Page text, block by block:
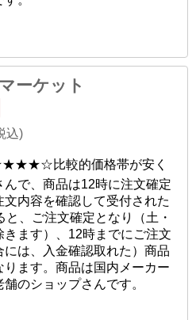
ーケット
込)
比較的価格帯が安く
で、商品は12時に注文確定
内容を確認して受付された
、ご注文確定となり（土・
きます）、12時までにご注文
は、入金確認取れた）商品
ます。商品は国内メーカー
のショップさんです。